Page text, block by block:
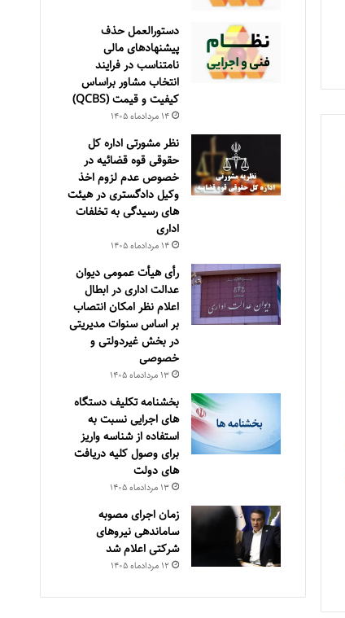
دستورالعمل حذف
پيشنهادهای مالی
نامتناسب در فرايند
انتخاب مشاور براساس
كيفيت و قيمت (QCBS)
۱۴ مرداد‌ماه ۱۴۰۵
نظر مشورتی اداره کل
حقوقی قوه قضائیه در
خصوص عدم لزوم اخذ
وکیل دادگستری در هیئت
های رسیدگی به تخلفات
اداری
۱۴ مرداد‌ماه ۱۴۰۵
رأی هیأت عمومی دیوان
عدالت اداری در ابطال
اعلام نظر امکان انتصاب
بر اساس سنوات مدیریتی
در بخش غیردولتی و
خصوصی
۱۳ مرداد‌ماه ۱۴۰۵
بخشنامه تکلیف دستگاه
های اجرایی نسبت به
استفاده از شناسه واریز
برای وصول کلیه دریافت
های دولت
۱۳ مرداد‌ماه ۱۴۰۵
زمان اجرای مصوبه
ساماندهی نیروهای
شرکتی اعلام شد
۱۲ مرداد‌ماه ۱۴۰۵